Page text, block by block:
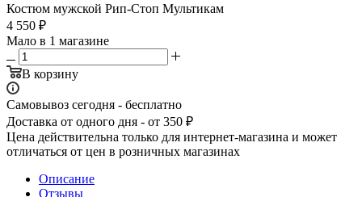
Костюм мужской Рип-Стоп Мультикам
4 550 ₽
Мало в 1 магазине
В корзину
Самовывоз сегодня - бесплатно
Доставка от одного дня - от 350 ₽
Цена действительна только для интернет-магазина и может
отличаться от цен в розничных магазинах
Описание
Отзывы